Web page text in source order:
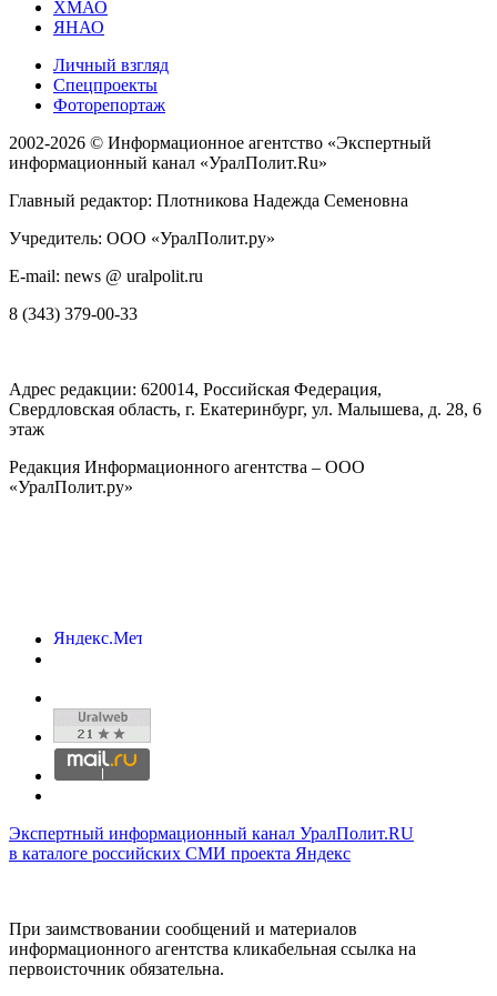
ХМАО
ЯНАО
Личный взгляд
Спецпроекты
Фоторепортаж
2002-2026 © Информационное агентство «Экспертный
информационный канал «УралПолит.Ru»
Главный редактор: Плотникова Надежда Семеновна
Учредитель: ООО «УралПолит.ру»
E-mail: news @ uralpolit.ru
8 (343) 379-00-33
Адрес редакции: 620014, Российская Федерация,
Свердловская область, г. Екатеринбург, ул. Малышева, д. 28, 6
этаж
Редакция Информационного агентства – ООО
«УралПолит.ру»
Экспертный информационный канал УралПолит.RU
в каталоге российских СМИ проекта Яндекс
При заимствовании сообщений и материалов
информационного агентства кликабельная ссылка на
первоисточник обязательна.